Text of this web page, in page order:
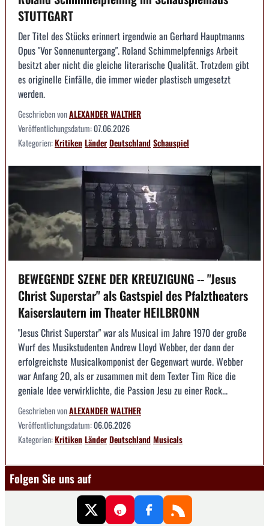
STUTTGART
Der Titel des Stücks erinnert irgendwie an Gerhard Hauptmanns
Opus "Vor Sonnenuntergang". Roland Schimmelpfennigs Arbeit
besitzt aber nicht die gleiche literarische Qualität. Trotzdem gibt
es originelle Einfälle, die immer wieder plastisch umgesetzt
werden.
Geschrieben vonALEXANDER WALTHER
Veröffentlichungsdatum:07.06.2026
Kategorien:KritikenLänderDeutschlandSchauspiel
BEWEGENDE SZENE DER KREUZIGUNG -- "Jesus
Christ Superstar" als Gastspiel des Pfalztheaters
Kaiserslautern im Theater HEILBRONN
"Jesus Christ Superstar" war als Musical im Jahre 1970 der große
Wurf des Musikstudenten Andrew Lloyd Webber, der dann der
erfolgreichste Musicalkomponist der Gegenwart wurde. Webber
war Anfang 20, als er zusammen mit dem Texter Tim Rice die
geniale Idee verwirklichte, die Passion Jesu zu einer Rock...
Geschrieben vonALEXANDER WALTHER
Veröffentlichungsdatum:06.06.2026
Kategorien:KritikenLänderDeutschlandMusicals
Folgen Sie uns auf